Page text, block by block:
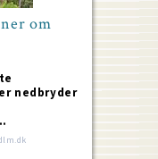
om
nedbryder